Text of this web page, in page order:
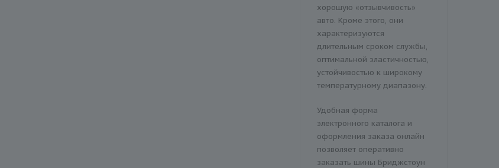
хорошую «отзывчивость»
авто. Кроме этого, они
характеризуются
длительным сроком службы,
оптимальной эластичностью,
устойчивостью к широкому
температурному диапазону.
Удобная форма
электронного каталога и
оформления заказа онлайн
позволяет оперативно
заказать шины Бриджстоун